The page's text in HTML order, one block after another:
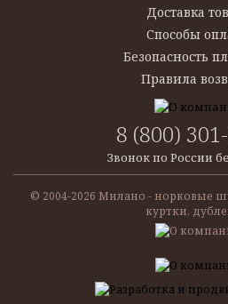
Доставка
Способы
Безопасность
Правила
8 (800)
Звонок по России
© 2004-2026 Милано - норковые
куртки,